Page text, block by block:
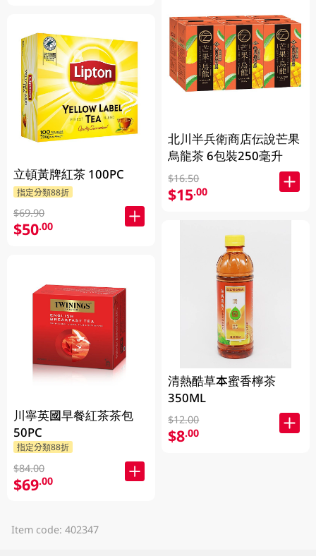
立頓黃牌紅茶 100PC
指定分類88折
$69.90
$50.00
川寧英國早餐紅茶茶包
50PC
指定分類88折
$84.00
$69.00
北川半兵衛商店伝說芒果
烏龍茶 6包裝250毫升
$16.50
$15.00
清熱酷草本蜜香檸茶
350ML
$12.00
$8.00
Item code: 402347